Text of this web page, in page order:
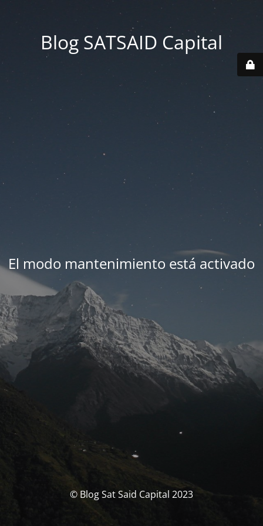
Blog SATSAID Capital
El modo mantenimiento está activado
© Blog Sat Said Capital 2023